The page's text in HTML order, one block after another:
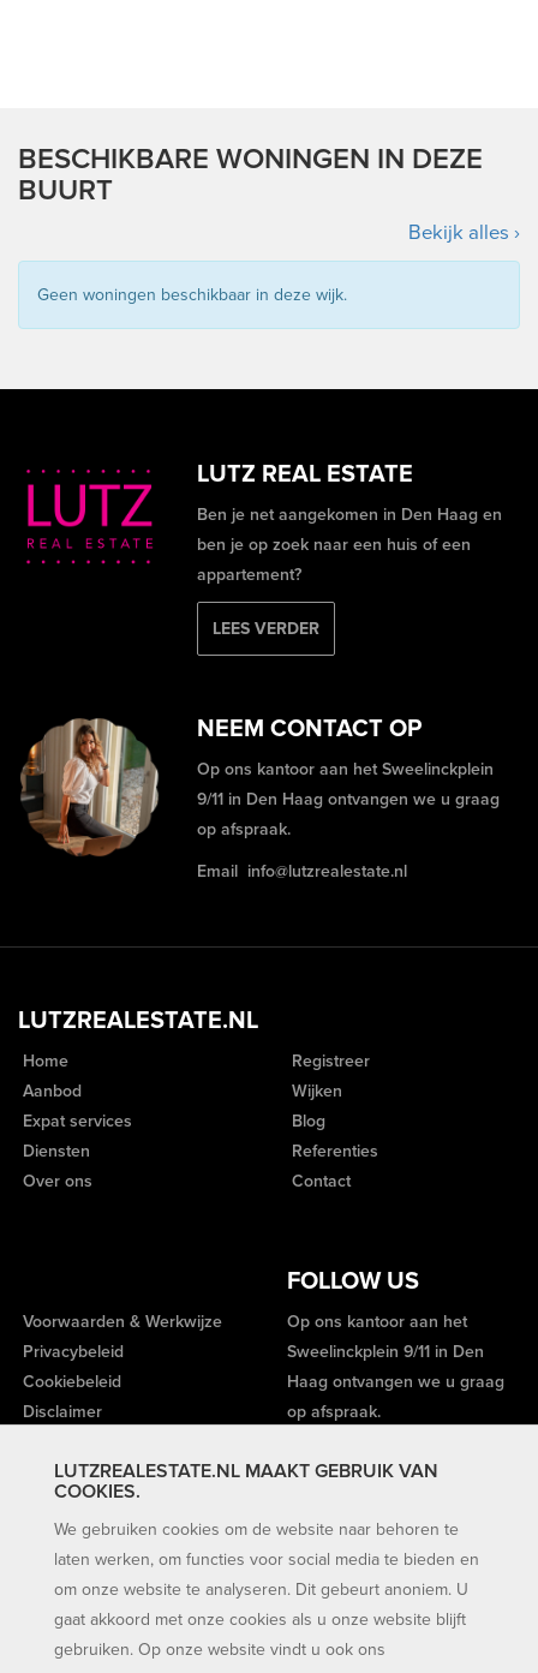
LUTZREALESTATE.NL MAAKT GEBRUIK VAN
COOKIES.
We gebruiken cookies om de website naar behoren te
laten werken, om functies voor social media te bieden en
om onze website te analyseren. Dit gebeurt anoniem. U
gaat akkoord met onze cookies als u onze website blijft
gebruiken. Op onze website vindt u ook ons
BESCHIKBARE WONINGEN IN DEZE
BUURT
Bekijk alles ›
Geen woningen beschikbaar in deze wijk.
LUTZ REAL ESTATE
Ben je net aangekomen in Den Haag en
ben je op zoek naar een huis of een
appartement?
LEES VERDER
NEEM CONTACT OP
Op ons kantoor aan het Sweelinckplein
9/11 in Den Haag ontvangen we u graag
op afspraak.
Email info@lutzrealestate.nl
LUTZREALESTATE.NL
Home
Aanbod
Expat services
Diensten
Over ons
Registreer
Wijken
Blog
Referenties
Contact
FOLLOW US
Voorwaarden & Werkwijze
Privacybeleid
Cookiebeleid
Disclaimer
Op ons kantoor aan het
Sweelinckplein 9/11 in Den
Haag ontvangen we u graag
op afspraak.